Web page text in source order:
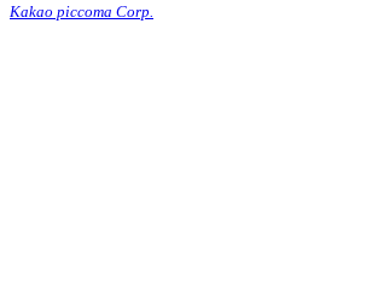
Kakao piccoma Corp.